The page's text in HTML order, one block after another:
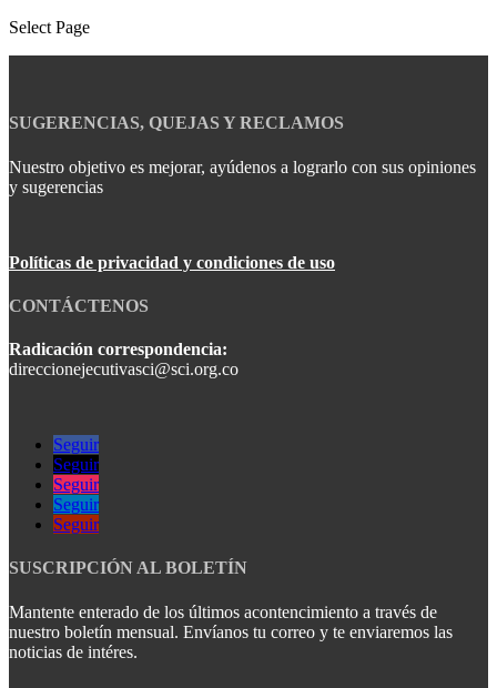
Select Page
SUGERENCIAS, QUEJAS Y RECLAMOS
Nuestro objetivo es mejorar, ayúdenos a lograrlo con sus opiniones
y sugerencias
Políticas de privacidad y condiciones de uso
CONTÁCTENOS
Radicación correspondencia:
direccionejecutivasci@sci.org.co
Seguir
Seguir
Seguir
Seguir
Seguir
SUSCRIPCIÓN AL BOLETÍN
Mantente enterado de los últimos acontencimiento a través de
nuestro boletín mensual. Envíanos tu correo y te enviaremos las
noticias de intéres.